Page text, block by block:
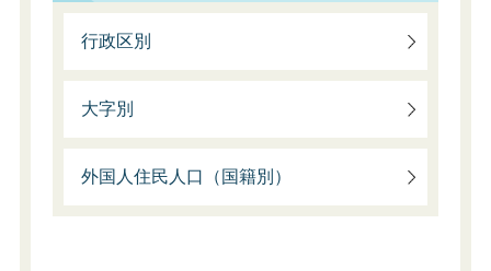
行政区別
大字別
外国人住民人口（国籍別）